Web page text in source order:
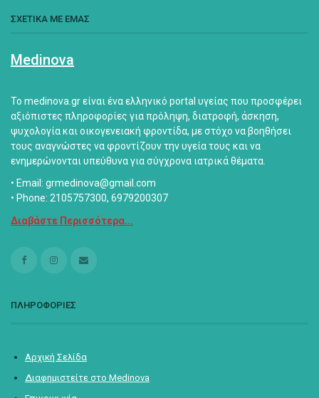
ΣΧΕΤΙΚΑ ΜΕ ΕΜΑΣ
Medinova
Το medinova.gr είναι ένα ελληνικό portal υγείας που προσφέρει
αξιόπιστες πληροφορίες για πρόληψη, διατροφή, άσκηση,
ψυχολογία και οικογενειακή φροντίδα, με στόχο να βοηθήσει
τους αναγνώστες να φροντίζουν την υγεία τους και να
ενημερώνονται υπεύθυνα για σύγχρονα ιατρικά θέματα.
• Email: grmedinova@gmail.com
• Phone: 2105757300, 6979200307
Διαβάστε Περισσότερα...
ΠΛΗΡΟΦΟΡΙΕΣ
Αρχική Σελίδα
Διαφημιστείτε στο Medinova